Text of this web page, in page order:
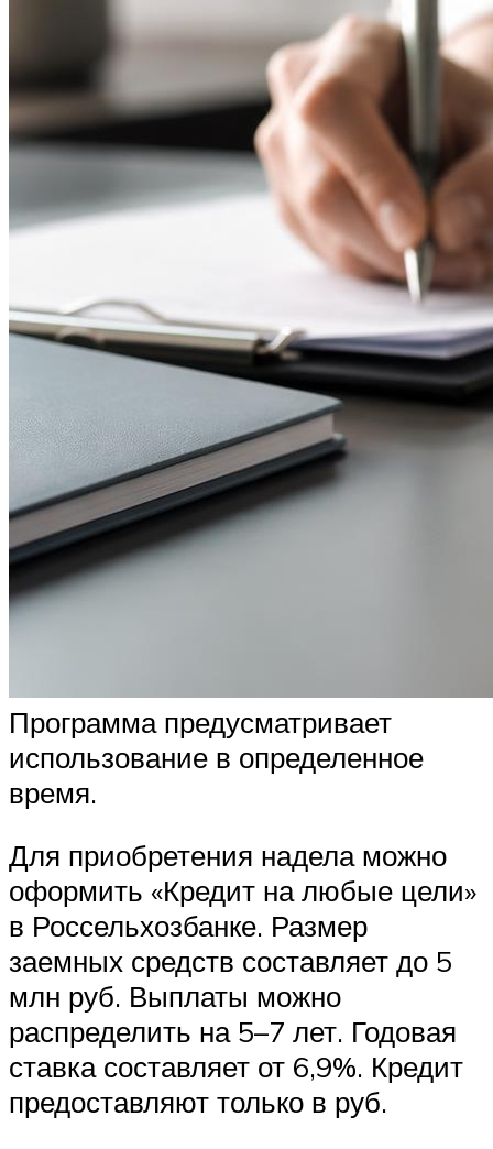
Программа предусматривает
использование в определенное
время.
Для приобретения надела можно
оформить «Кредит на любые цели»
в Россельхозбанке. Размер
заемных средств составляет до 5
млн руб. Выплаты можно
распределить на 5–7 лет. Годовая
ставка составляет от 6,9%. Кредит
предоставляют только в руб.